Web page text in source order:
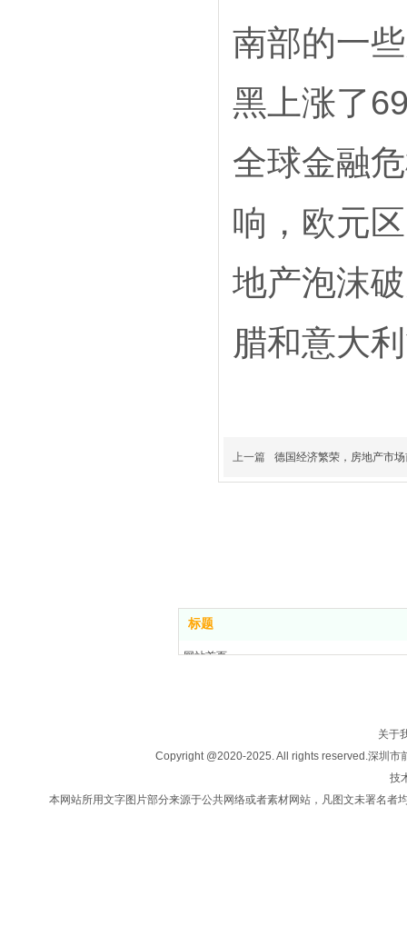
南部的一
黑上涨了
全球金融
响，欧元
地产泡沫
腊和意大
上一篇 德国经济繁荣，房地产市
标题
网站首页
法律咨询
联系我们
关于
Copyright @2020-2025. All rights reserved.深圳
技
本网站所用文字图片部分来源于公共网络或者素材网站，凡图文未署名